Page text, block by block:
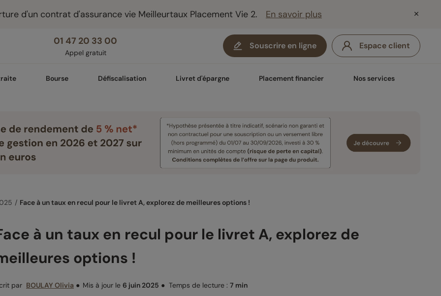
d'un contrat d'assurance vie Meilleurtaux Placement Vie 2. En savoir plus
01 47 20 33 00
Appel gratuit
Souscrire en ligne Espace client
Bourse Défiscalisation Livret d'épargne Placement financier Nos services
Face à un taux en recul pour le livret A, explorez de meilleures options !
à un taux en recul pour le livret A, explorez de
options !
par BOULAY Olivia ● Mis à jour le 6 juin 2025 ● Temps de lecture : 7 min